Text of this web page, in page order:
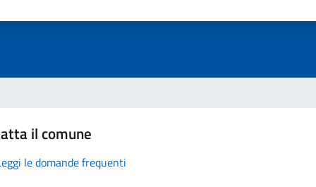
il comune
le domande frequenti